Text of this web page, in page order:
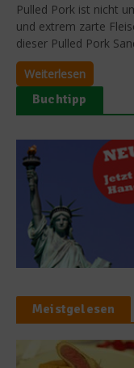
Pulled Pork ist nicht
und extrem zarte
dieser Pulled Pork
Weiterlesen
Buchtipp
Meistgelesen